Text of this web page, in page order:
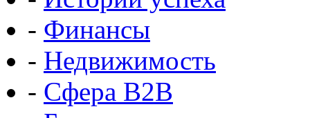
- Финансы
- Недвижимость
- Сфера B2B